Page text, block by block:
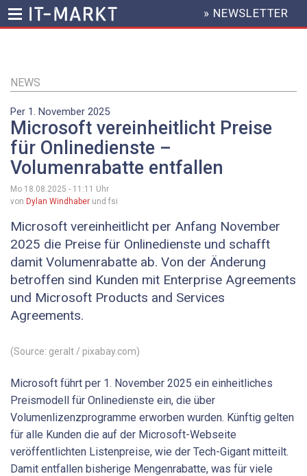
Inhalt
HEADER
MENU
» NEWSLETTER
NEWS
Per 1. November 2025
Microsoft vereinheitlicht Preise
für Onlinedienste –
Volumenrabatte entfallen
Mo 18.08.2025 - 11:11 Uhr
von Dylan Windhaber und fsi
Microsoft vereinheitlicht per Anfang November
2025 die Preise für Onlinedienste und schafft
damit Volumenrabatte ab. Von der Änderung
betroffen sind Kunden mit Enterprise Agreements
und Microsoft Products and Services
Agreements.
(Source: geralt / pixabay.com)
Microsoft führt per 1. November 2025 ein einheitliches
Preismodell für Onlinedienste ein, die über
Volumenlizenzprogramme erworben wurden. Künftig gelten
für alle Kunden die auf der Microsoft-Webseite
veröffentlichten Listenpreise, wie der Tech-Gigant mitteilt.
Damit entfallen bisherige Mengenrabatte, was für viele